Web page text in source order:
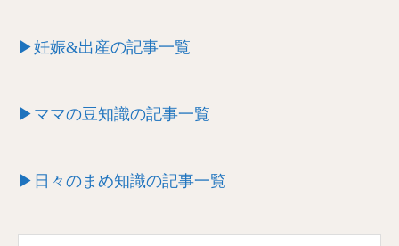
▶妊娠&出産の記事一覧
▶ママの豆知識の記事一覧
▶日々のまめ知識の記事一覧